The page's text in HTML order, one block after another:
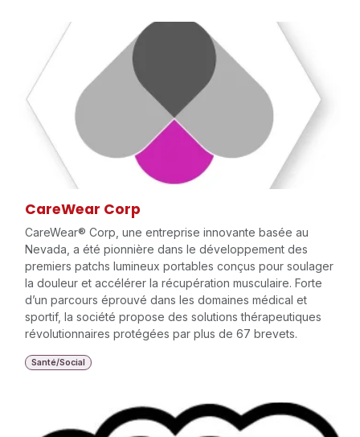
CareWear Corp
CareWear® Corp, une entreprise innovante basée au
Nevada, a été pionnière dans le développement des
premiers patchs lumineux portables conçus pour soulager
la douleur et accélérer la récupération musculaire. Forte
d’un parcours éprouvé dans les domaines médical et
sportif, la société propose des solutions thérapeutiques
révolutionnaires protégées par plus de 67 brevets.
Santé/Social